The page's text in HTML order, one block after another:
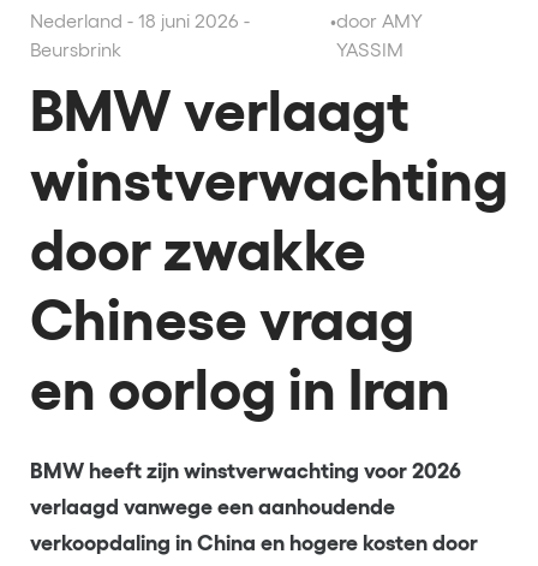
Nederland - 18 juni 2026 -
Beursbrink
•door AMY
YASSIM
BMW verlaagt
winstverwachting
door zwakke
Chinese vraag
en oorlog in Iran
BMW heeft zijn winstverwachting voor 2026
verlaagd vanwege een aanhoudende
verkoopdaling in China en hogere kosten door